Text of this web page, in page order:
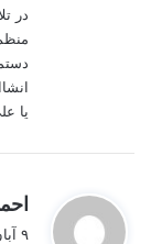
در
یا
۹ آبان ۱۳۹۳ در ۶:۵۵ ب٫ظ